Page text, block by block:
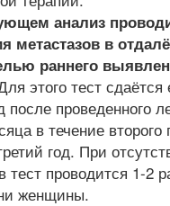
анализ
метастазов в
раннего
этого тест
после проведенного
в течение второго
год. При
тест проводится 1-2
женщины.